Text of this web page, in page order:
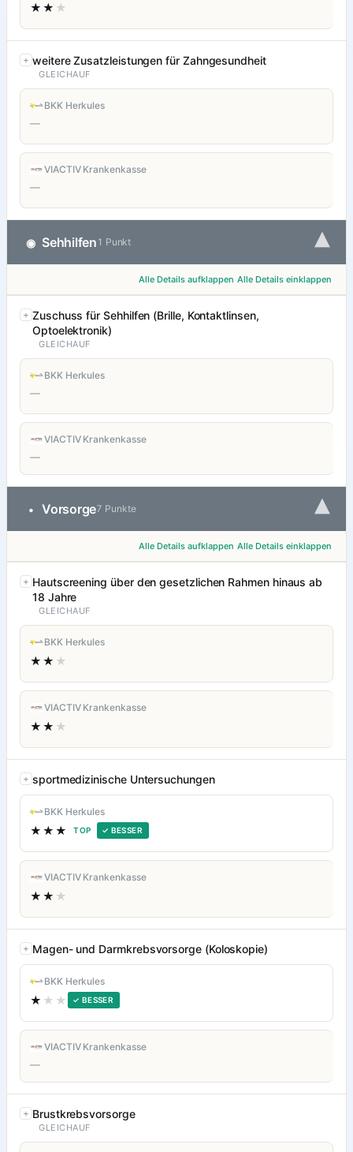
★★ ★
weitere Zusatzleistungen für Zahngesundheit
GLEICHAUF
BKK Herkules
—
VIACTIV Krankenkasse
—
◉ Sehhilfen 1 Punkt ▾
Alle Details aufklappen Alle Details einklappen
Zuschuss für Sehhilfen (Brille, Kontaktlinsen,
Optoelektronik)
GLEICHAUF
BKK Herkules
—
VIACTIV Krankenkasse
—
• Vorsorge7 Punkte ▾
Alle Details aufklappen Alle Details einklappen
Hautscreening über den gesetzlichen Rahmen hinaus ab
18 Jahre
GLEICHAUF
BKK Herkules
★★ ★
VIACTIV Krankenkasse
★★ ★
sportmedizinische Untersuchungen
BKK Herkules
★★★ TOP ✓ BESSER
VIACTIV Krankenkasse
★★ ★
Magen- und Darmkrebsvorsorge (Koloskopie)
BKK Herkules
★ ★★ ✓ BESSER
VIACTIV Krankenkasse
—
Brustkrebsvorsorge
GLEICHAUF